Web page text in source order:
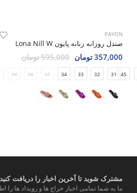
45
PAYON
صندل روزانه زنانه پایون Lona Nill W
357,000 تومان 595,000 تومان
31
32
33
34
37
38
39
مشترک شوید تا آخرین اخبار را دریافت کنید
ما به شما تمامی اخبار حراج ها و رویداد ها را